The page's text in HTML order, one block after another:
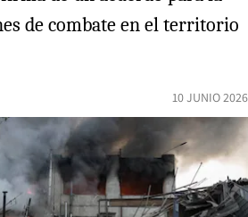
de combate en el territorio
10 JUNIO 2026